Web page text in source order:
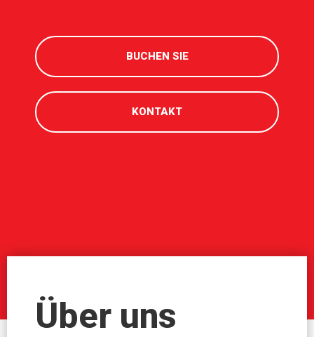
BUCHEN SIE
KONTAKT
Über uns